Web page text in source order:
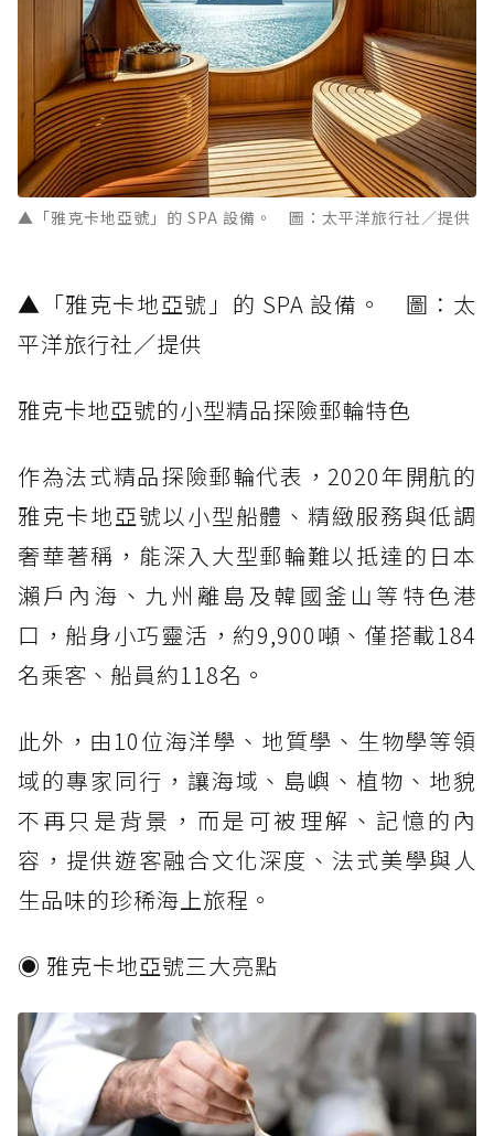
▲「雅克卡地亞號」的 SPA 設備。 圖：太平洋旅行社／提供
▲「雅克卡地亞號」的 SPA 設備。 圖：太
平洋旅行社／提供
雅克卡地亞號的小型精品探險郵輪特色
作為法式精品探險郵輪代表，2020年開航的
雅克卡地亞號以小型船體、精緻服務與低調
奢華著稱，能深入大型郵輪難以抵達的日本
瀨戶內海、九州離島及韓國釜山等特色港
口，船身小巧靈活，約9,900噸、僅搭載184
名乘客、船員約118名。
此外，由10位海洋學、地質學、生物學等領
域的專家同行，讓海域、島嶼、植物、地貌
不再只是背景，而是可被理解、記憶的內
容，提供遊客融合文化深度、法式美學與人
生品味的珍稀海上旅程。
◉ 雅克卡地亞號三大亮點